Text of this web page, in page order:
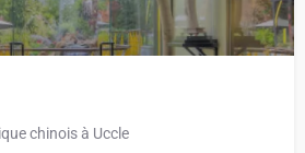
chinois à Uccle